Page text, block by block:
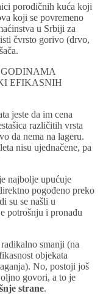
porodičnih kuća koji
koji se povremeno
u Srbiji za
čvrsto gorivo (drvo,
EFIKASNIH
jeste da im cena
različitih vrsta
da nema na lageru.
nisu ujednačene, pa
najbolje upućuje
pogođeno preko
su se našli u
potrošnju i pronađu
smanji (na
objekata
No, postoji još
govori, a to je
strane.